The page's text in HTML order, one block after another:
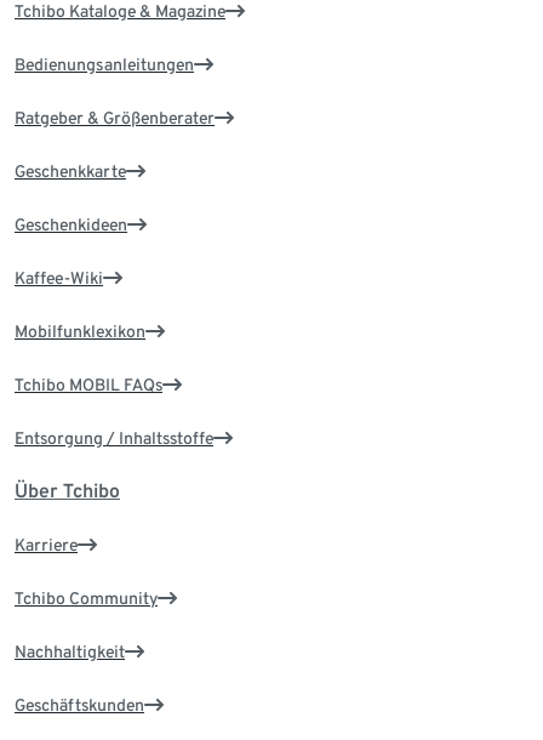
Tchibo Kataloge & Magazine
Bedienungsanleitungen
Ratgeber & Größenberater
Geschenkkarte
Geschenkideen
Kaffee-Wiki
Mobilfunklexikon
Tchibo MOBIL FAQs
Entsorgung / Inhaltsstoffe
Über Tchibo
Karriere
Tchibo Community
Nachhaltigkeit
Geschäftskunden